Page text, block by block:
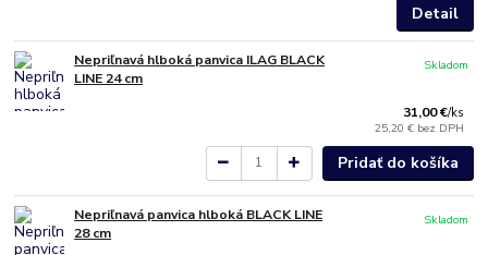
Detail
Nepriľnavá hlboká panvica ILAG BLACK
LINE 24 cm
31,00 €/ks
25,20 € bez DPH
Skladom
Pridať do košíka
Nepriľnavá panvica hlboká BLACK LINE
28 cm
Skladom